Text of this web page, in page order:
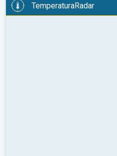
TemperaturaRadar